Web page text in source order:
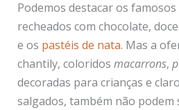
Podemos destacar os
recheados com chocolate,
e os pastéis de nata. Mas a
chantily, coloridos macarrons,
decoradas para crianças e
salgados, também não podem